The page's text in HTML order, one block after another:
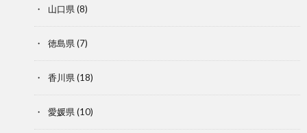
山口県(8)
徳島県(7)
香川県(18)
愛媛県(10)